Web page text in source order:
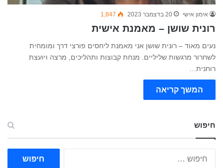
אימון אישי 20 בדצמבר 2023 1,847
רונית שושן – מאמנת אישית
נעים מאוד – רונית שושן אני מאמנת ליחסים פורצי דרך ומומחית
לשחרור מרגשות שליליים. מנחת קבוצות ותהליכים, מרצה ויועצת
רוחנית…
המשך קריאה
חיפוש